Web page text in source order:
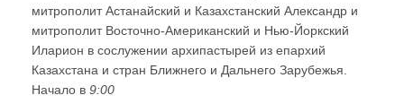
митрополит Астанайский и Казахстанский Александр и
митрополит Восточно-Американский и Нью-Йоркский
Иларион в сослужении архипастырей из епархий
Казахстана и стран Ближнего и Дальнего Зарубежья.
Начало в 9:00